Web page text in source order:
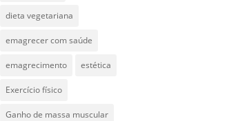
dieta vegetariana
emagrecer com saúde
emagrecimento estética
Exercício físico
Ganho de massa muscular